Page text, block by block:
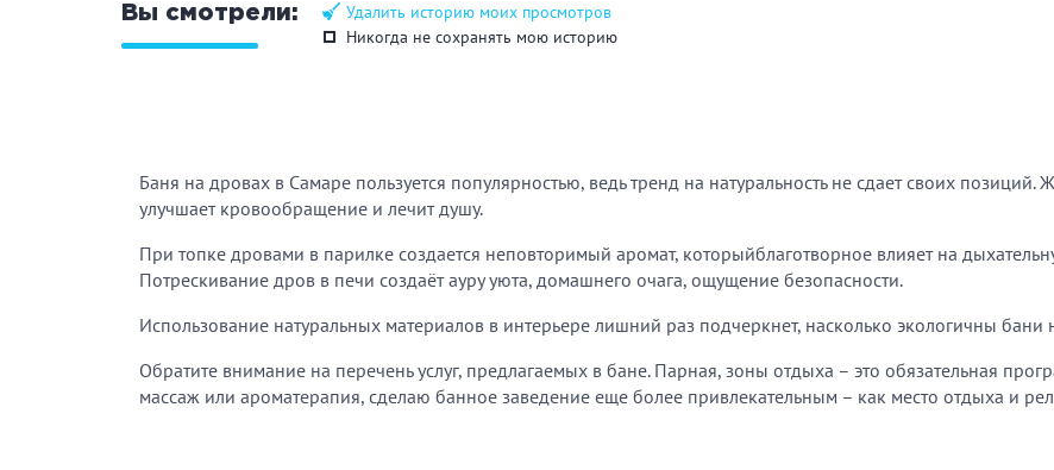
Вы смотрели:
Удалить историю моих просмотров
Никогда не сохранять мою историю
Баня на дровах в Самаре пользуется популярностью, ведь тренд на натуральность не сдает своих
улучшает кровообращение и лечит душу.
При топке дровами в парилке создается неповторимый аромат, которыйблаготворное влияет на
Потрескивание дров в печи создаёт ауру уюта, домашнего очага, ощущение безопасности.
Использование натуральных материалов в интерьере лишний раз подчеркнет, насколько экологичны
Обратите внимание на перечень услуг, предлагаемых в бане. Парная, зоны отдыха – это обязательная
массаж или ароматерапия, сделаю банное заведение еще более привлекательным – как место отдыха и